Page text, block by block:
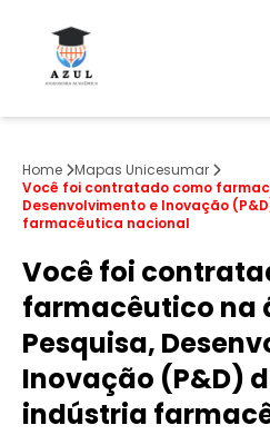
Home
Mapas Unicesumar
Você foi contratado como
Desenvolvimento e Inovação
farmacêutica nacional
Você foi
farmacêutico na
Pesquisa,
Inovação (P&D)
indústria